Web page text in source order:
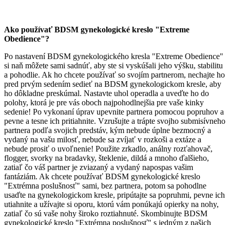
Ako používať BDSM gynekologické kreslo "Extreme
Obedience"?
Po nastavení BDSM gynekologického kresla "Extreme Obedience"
si naň môžete sami sadnúť, aby ste si vyskúšali jeho výšku, stabilitu
a pohodlie. Ak ho chcete používať so svojím partnerom, nechajte ho
pred prvým sedením sedieť na BDSM gynekologickom kresle, aby
ho dôkladne preskúmal. Nastavte uhol operadla a uveďte ho do
polohy, ktorá je pre vás oboch najpohodlnejšia pre vaše kinky
sedenie! Po vykonaní úprav upevnite partnera pomocou popruhov a
pevne a tesne ich pritiahnite. Vzrušujte a trápte svojho submisívneho
partnera podľa svojich predstáv, kým nebude úplne bezmocný a
vydaný na vašu milosť, nebude sa zvíjať v rozkoši a extáze a
nebude prosiť o uvoľnenie! Použite zrkadlo, análny rozťahovač,
flogger, svorky na bradavky, šteklenie, dildá a mnoho ďalšieho,
zatiaľ čo váš partner je zviazaný a vydaný napospas vašim
fantáziám. Ak chcete používať BDSM gynekologické kreslo
"Extrémna poslušnosť" sami, bez partnera, potom sa pohodlne
usaďte na gynekologickom kresle, pripútajte sa popruhmi, pevne ich
utiahnite a užívajte si oporu, ktorú vám ponúkajú opierky na nohy,
zatiaľ čo sú vaše nohy široko roztiahnuté. Skombinujte BDSM
gynekologické kreslo "Extrémna poslušnosť" s jedným z našich